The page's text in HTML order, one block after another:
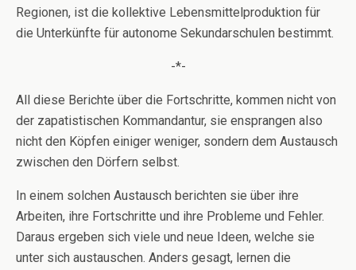
Regionen, ist die kollektive Lebensmittelproduktion für
die Unterkünfte für autonome Sekundarschulen bestimmt.
-*-
All diese Berichte über die Fortschritte, kommen nicht von
der zapatistischen Kommandantur, sie ensprangen also
nicht den Köpfen einiger weniger, sondern dem Austausch
zwischen den Dörfern selbst.
In einem solchen Austausch berichten sie über ihre
Arbeiten, ihre Fortschritte und ihre Probleme und Fehler.
Daraus ergeben sich viele und neue Ideen, welche sie
unter sich austauschen. Anders gesagt, lernen die